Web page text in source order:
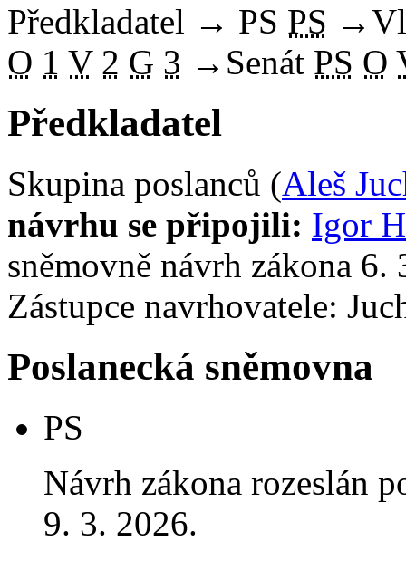
Předkladatel → PS PS →
O 1 V 2 G 3 → Senát PS O
Předkladatel
Skupina poslanců (Aleš
návrhu se připojili: Igor
sněmovně návrh zákona 6.
Zástupce navrhovatele:
Poslanecká sněmovna
PS
Návrh zákona rozeslán
9. 3. 2026.